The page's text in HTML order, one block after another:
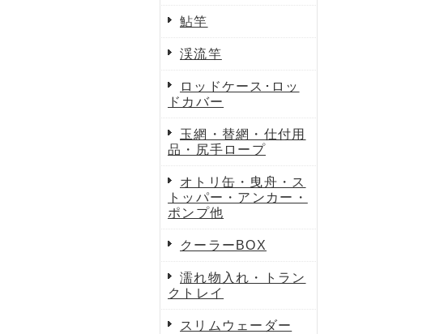
鮎竿
渓流竿
ロッドケース･ロッ
ドカバー
玉網・替網・仕付用
品・尻手ロープ
オトリ缶・曳舟・ス
トッパー・アンカー・
ポンプ他
クーラーBOX
濡れ物入れ・トラン
クトレイ
スリムウェーダー